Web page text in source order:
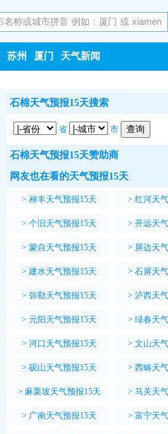
苏州 厦门 天气新闻
石棉天气预报15天搜索
省 市
石棉天气预报15天赞助商
网友也在看的天气预报15天
> 禄丰天气预报15天 > 红河天
> 个旧天气预报15天 > 开远天
> 蒙自天气预报15天 > 屏边天
> 建水天气预报15天 > 石屏天
> 弥勒天气预报15天 > 泸西天
> 元阳天气预报15天 > 绿春天
> 河口天气预报15天 > 文山天
> 砚山天气预报15天 > 西畴天
> 麻栗坡天气预报15天 > 马关天
> 广南天气预报15天 > 富宁天